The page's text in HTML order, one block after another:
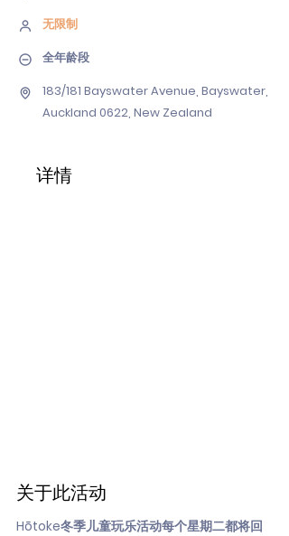
无限制
全年龄段
183/181 Bayswater Avenue, Bayswater,
Auckland 0622, New Zealand
详情
关于此活动
Hōtoke冬季儿童玩乐活动每个星期二都将回